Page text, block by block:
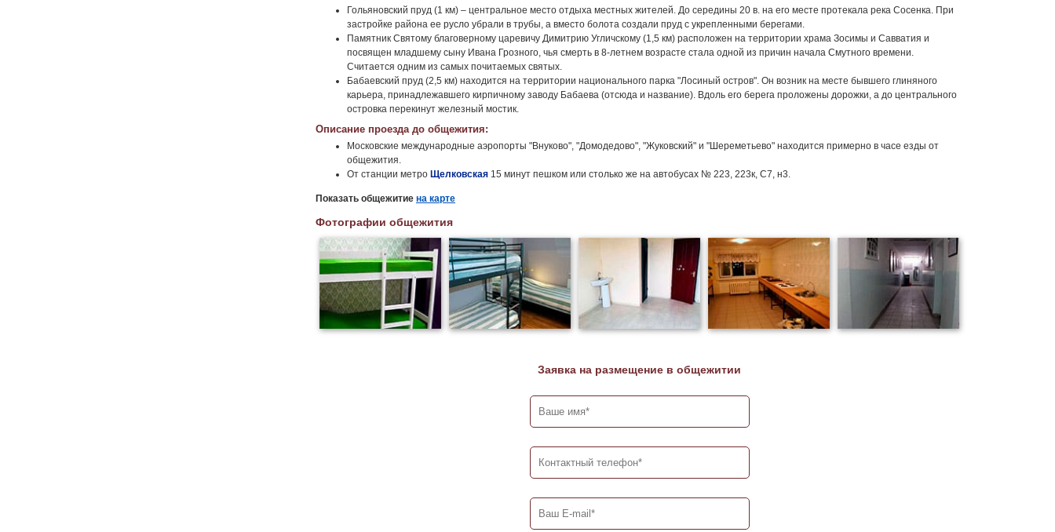
Гольяновский пруд (1 км) – центральное место отдыха местных жителей. До середины 20 в. на его месте протекала река Сосенка. При
застройке района ее русло убрали в трубы, а вместо болота создали пруд с укрепленными берегами.
Памятник Святому благоверному царевичу Димитрию Угличскому (1,5 км) расположен на территории храма Зосимы и Савватия и
посвящен младшему сыну Ивана Грозного, чья смерть в 8-летнем возрасте стала одной из причин начала Смутного времени.
Считается одним из самых почитаемых святых.
Бабаевский пруд (2,5 км) находится на территории национального парка "Лосиный остров". Он возник на месте бывшего глиняного
карьера, принадлежавшего кирпичному заводу Бабаева (отсюда и название). Вдоль его берега проложены дорожки, а до центрального
островка перекинут железный мостик.
Описание проезда до общежития:
Московские международные аэропорты "Внуково", "Домодедово", "Жуковский" и "Шереметьево" находится примерно в часе езды от
общежития.
От станции метро Щелковская 15 минут пешком или столько же на автобусах № 223, 223к, С7, н3.
Показать общежитие на карте
Фотографии общежития
Заявка на размещение в общежитии